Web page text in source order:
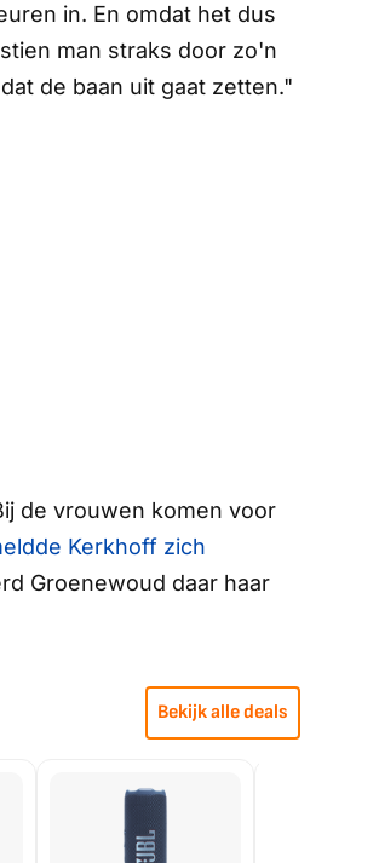
in. En omdat het dus
man straks door zo'n
de baan uit gaat zetten."
de vrouwen komen voor
Kerkhoff zich
Groenewoud daar haar
Bekijk alle deals